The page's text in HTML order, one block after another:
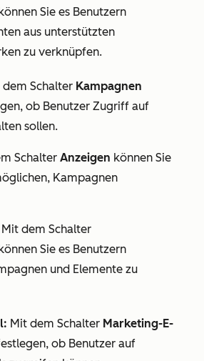
können Sie es Benutzern
aus unterstützten
zu verknüpfen.
dem Schalter Kampagnen
ob Benutzer Zugriff auf
sollen.
Schalter Anzeigen können Sie
Kampagnen
Mit dem Schalter
können Sie es Benutzern
und Elemente zu
: Mit dem Schalter Marketing-E-
ob Benutzer auf